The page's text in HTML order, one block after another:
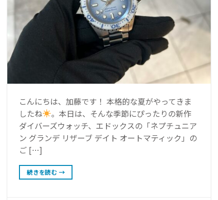
こんにちは、加藤です！ 本格的な夏がやってきま
したね
。本日は、そんな季節にぴったりの新作
ダイバーズウォッチ、エドックスの「ネプチュニア
ン グランデ リザーブ デイト オートマティック」の
ご […]
続きを読む →